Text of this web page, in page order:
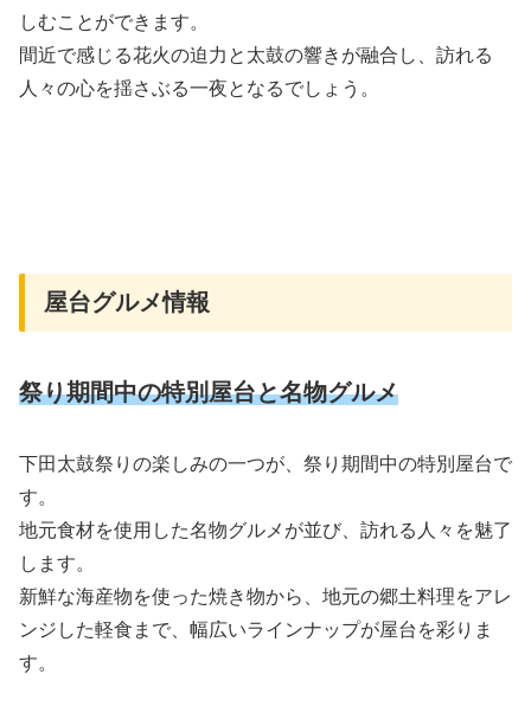
しむことができます。
間近で感じる花火の迫力と太鼓の響きが融合し、訪れる
人々の心を揺さぶる一夜となるでしょう。
屋台グルメ情報
祭り期間中の特別屋台と名物グルメ
下田太鼓祭りの楽しみの一つが、祭り期間中の特別屋台で
す。
地元食材を使用した名物グルメが並び、訪れる人々を魅了
します。
新鮮な海産物を使った焼き物から、地元の郷土料理をアレ
ンジした軽食まで、幅広いラインナップが屋台を彩りま
す。